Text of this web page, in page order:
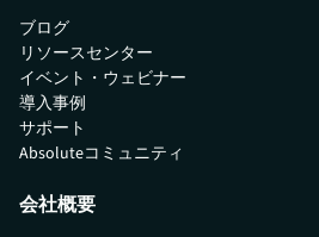
ブログ
リソースセンター
イベント・ウェビナー
導入事例
サポート
Absoluteコミュニティ
会社概要